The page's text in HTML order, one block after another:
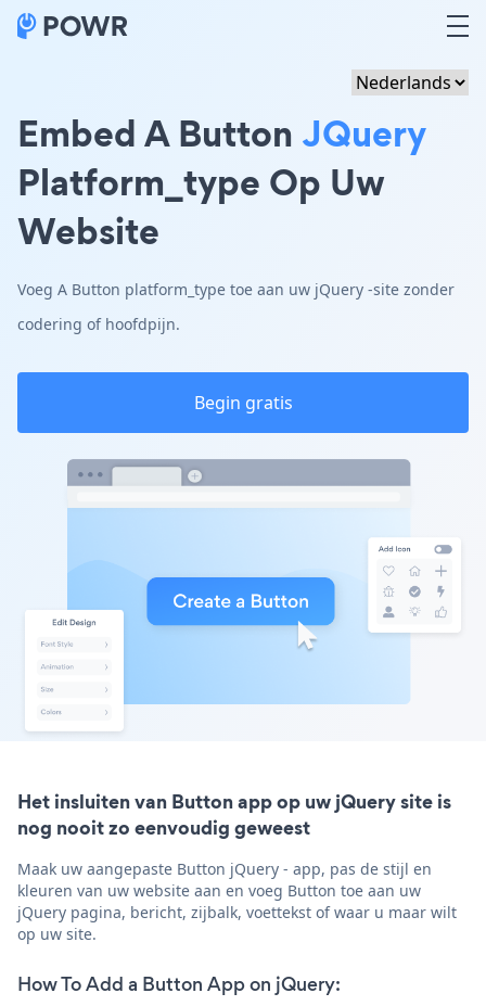
Embed A Button JQuery
Platform_type Op Uw
Website
Voeg A Button platform_type toe aan uw jQuery -site zonder
codering of hoofdpijn.
Begin gratis
Het insluiten van Button app op uw jQuery site is
nog nooit zo eenvoudig geweest
Maak uw aangepaste Button jQuery - app, pas de stijl en
kleuren van uw website aan en voeg Button toe aan uw
jQuery pagina, bericht, zijbalk, voettekst of waar u maar wilt
op uw site.
How To Add a Button App on jQuery: